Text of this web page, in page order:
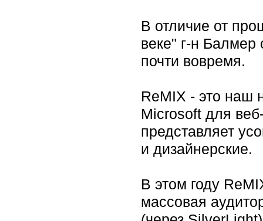
В отличие от
веке" г-н Балмер
почти вовремя.
ReMIХ - это наш
Microsoft для
представляет
и дизайнерские.
В этом году
массовая